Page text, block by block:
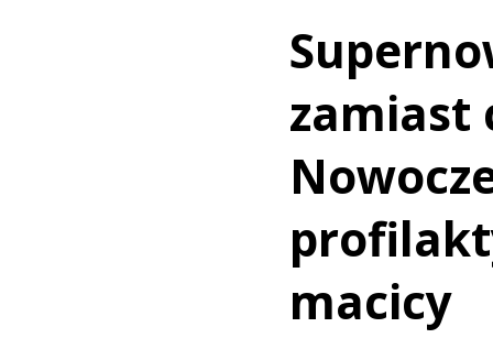
zamiast
macicy